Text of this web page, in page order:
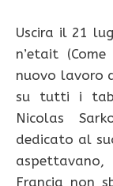
Uscira il 21
n’etait
nuovo lavoro
su tutti i
Nicolas
dedicato al
Francia non